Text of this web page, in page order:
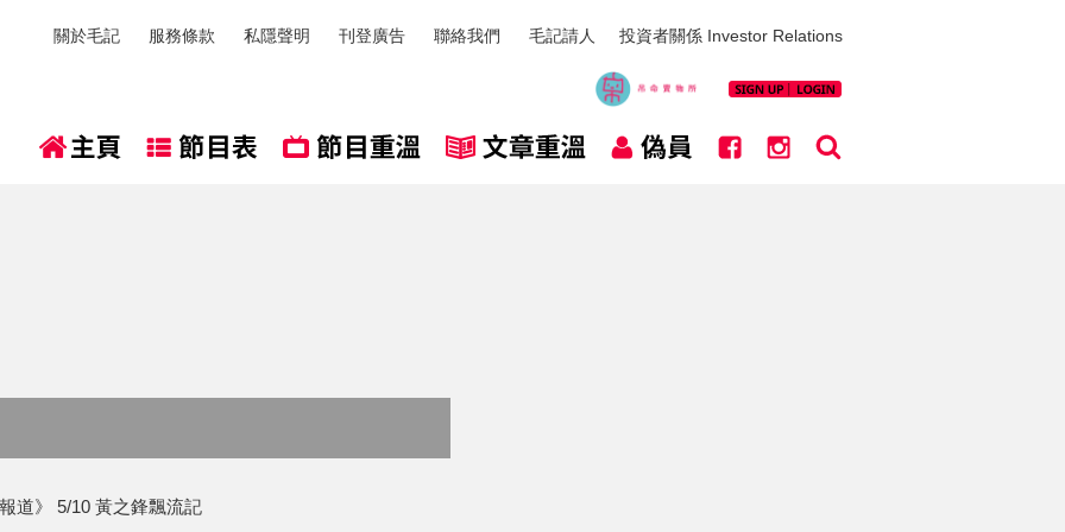
關於毛記 服務條款 私隱聲明 刊登廣告 聯絡我們 毛記請人 投資者關係 Investor Relations
道》 5/10 黃之鋒飄流記